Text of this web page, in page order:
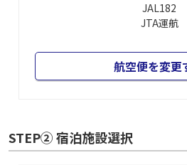
JAL182
JTA運航
航空便を変更
STEP② 宿泊施設選択